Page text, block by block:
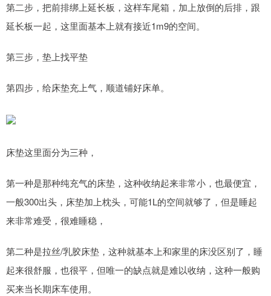
第二步，把前排绑上延长板，这样车尾箱，加上放倒的后排，跟
延长板一起，这里面基本上就有接近1m9的空间。
第三步，垫上找平垫
第四步，给床垫充上气，顺道铺好床单。
床垫这里面分为三种，
第一种是那种纯充气的床垫，这种收纳起来非常小，也最便宜，
一般300出头，床垫加上枕头，可能1L的空间就够了，但是睡起
来非常难受，很难睡稳，
第二种是拉丝/乳胶床垫，这种就基本上和家里的床没区别了，睡
起来很舒服，也很平，但唯一的缺点就是难以收纳，这种一般购
买来当长期床车使用。